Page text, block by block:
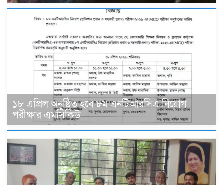
১৮ এপ্রিল অনুষ্ঠিত হবে ৮ম এনটিআরসিএ নিয়োগ
পরীক্ষার এমসিকিউ